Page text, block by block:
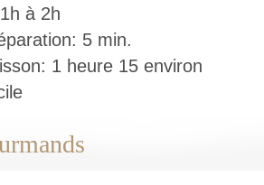
à 2h
5 min.
1 heure 15 environ